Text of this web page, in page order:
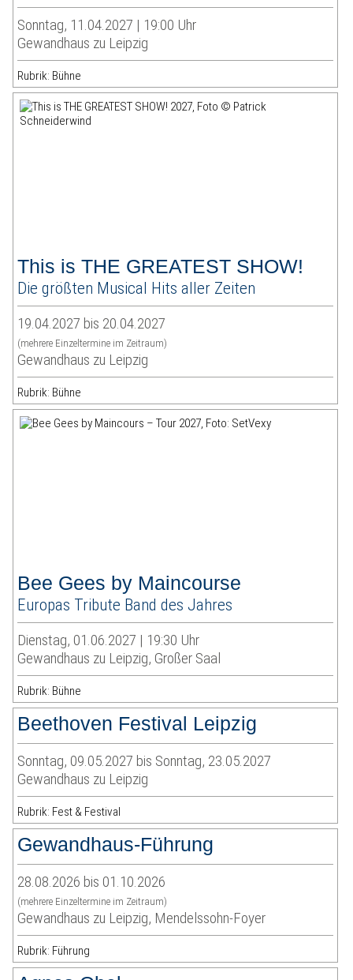
Sonntag, 11.04.2027 | 19:00 Uhr
Gewandhaus zu Leipzig
Rubrik: Bühne
This is THE GREATEST SHOW!
Die größten Musical Hits aller Zeiten
19.04.2027 bis 20.04.2027
(mehrere Einzeltermine im Zeitraum)
Gewandhaus zu Leipzig
Rubrik: Bühne
Bee Gees by Maincourse
Europas Tribute Band des Jahres
Dienstag, 01.06.2027 | 19:30 Uhr
Gewandhaus zu Leipzig, Großer Saal
Rubrik: Bühne
Beethoven Festival Leipzig
Sonntag, 09.05.2027 bis Sonntag, 23.05.2027
Gewandhaus zu Leipzig
Rubrik: Fest & Festival
Gewandhaus-Führung
28.08.2026 bis 01.10.2026
(mehrere Einzeltermine im Zeitraum)
Gewandhaus zu Leipzig, Mendelssohn-Foyer
Rubrik: Führung